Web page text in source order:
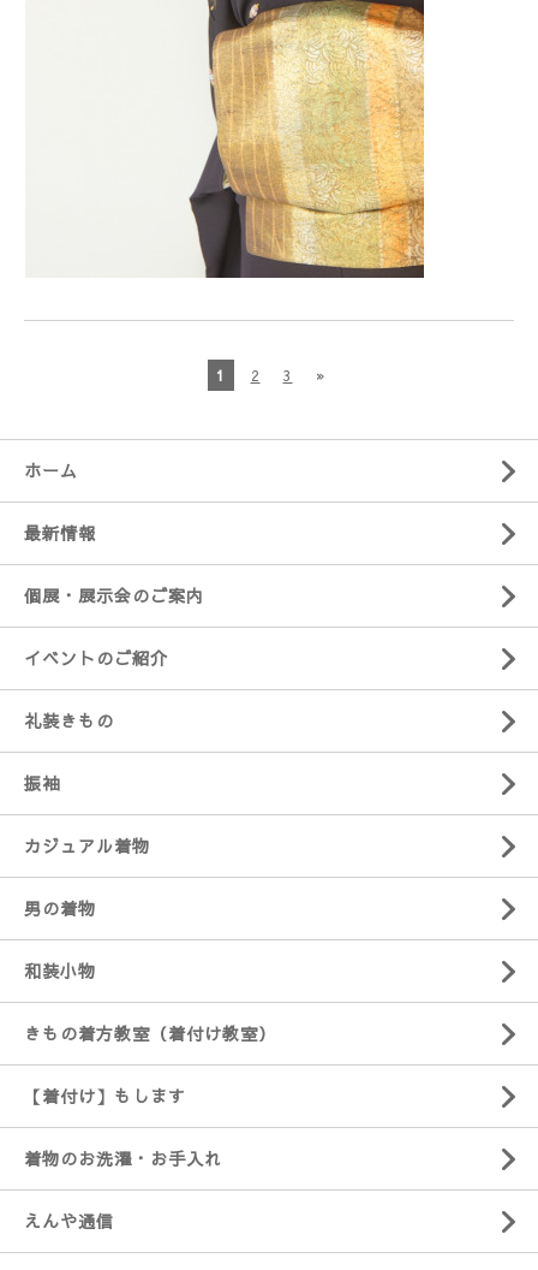
1 2 3 »
ホーム
最新情報
個展・展示会のご案内
イベントのご紹介
礼装きもの
振袖
カジュアル着物
男の着物
和装小物
きもの着方教室（着付け教室）
【着付け】もします
着物のお洗濯・お手入れ
えんや通信